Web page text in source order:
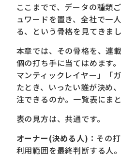
ここまでで、データの種類
ュワードを置き、全社で一
る、という骨格を見てきまし
本章では、その骨格を、連
個の打ち手に当てはめます
マンティックレイヤー」「
たとき、いったい誰が決め
注できるのか。一覧表にまと
表の見方は、共通です。
オーナー(決める人)： その
利用範囲を最終判断する人